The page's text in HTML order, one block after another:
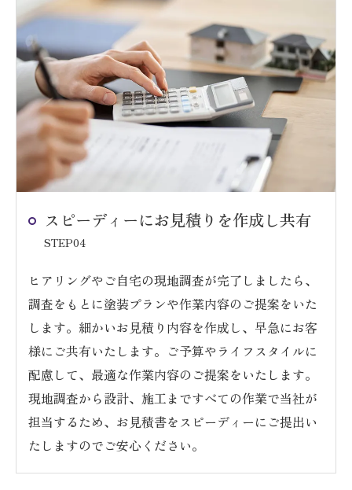
スピーディーにお見積りを作成し共有
STEP04
ヒアリングやご自宅の現地調査が完了しましたら、
調査をもとに塗装プランや作業内容のご提案をいた
します。細かいお見積り内容を作成し、早急にお客
様にご共有いたします。ご予算やライフスタイルに
配慮して、最適な作業内容のご提案をいたします。
現地調査から設計、施工まですべての作業で当社が
担当するため、お見積書をスピーディーにご提出い
たしますのでご安心ください。